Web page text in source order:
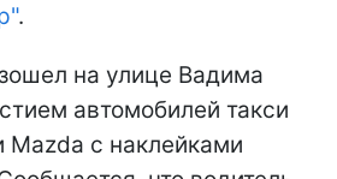
.
на улице Вадима
автомобилей такси
Mazda с наклейками